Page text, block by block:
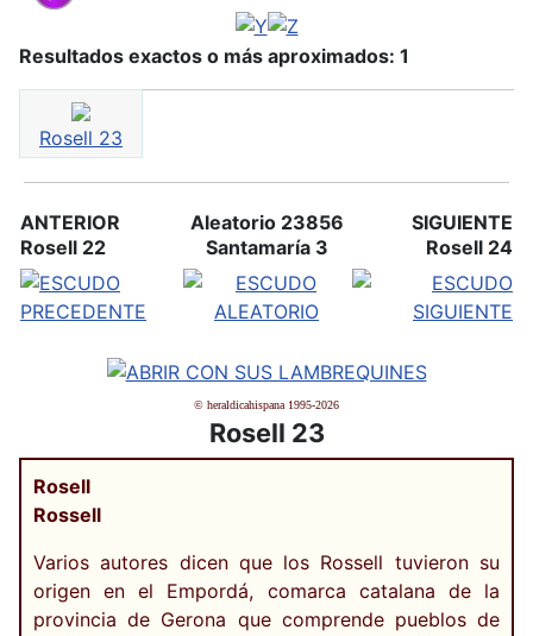
Resultados exactos o más aproximados: 1
Rosell 23
ANTERIOR
Rosell 22
Aleatorio 23856
Santamaría 3
SIGUIENTE
Rosell 24
© heraldicahispana 1995-2026
Rosell 23
Rosell
Rossell
Varios autores dicen que los Rossell tuvieron su
origen en el Empordá, comarca catalana de la
provincia de Gerona que comprende pueblos de